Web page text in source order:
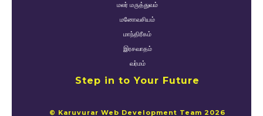
மலர் மருத்துவம்
மனோவசியம்
மாந்திரீகம்
இரசவாதம்
வர்மம்
Step in to Your Future
© Karuvurar Web Development Team 2026